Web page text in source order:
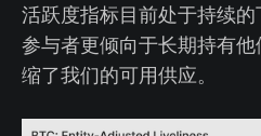
活跃度指标目前处于持续
参与者更倾向于长期持有
缩了我们的可用供应。